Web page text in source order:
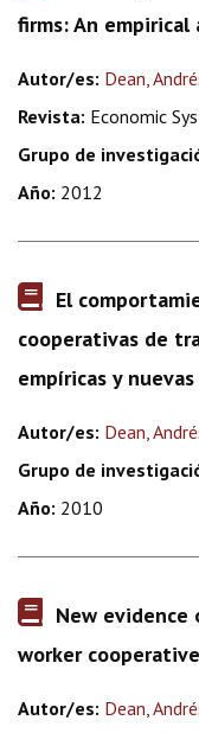
firms: An empirical
Autor/es: Dean,
Revista: Economic
Grupo de
Año: 2012
El
cooperativas de
empíricas y
Autor/es: Dean,
Grupo de
Año: 2010
New evidence
worker
Autor/es: Dean,